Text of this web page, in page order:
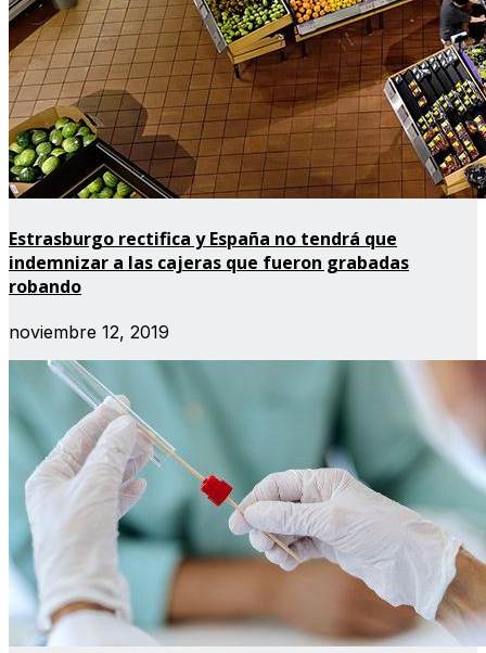
Estrasburgo rectifica y España no tendrá que
indemnizar a las cajeras que fueron grabadas
robando
noviembre 12, 2019